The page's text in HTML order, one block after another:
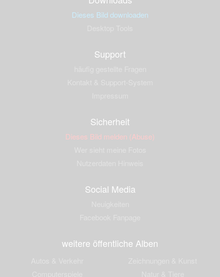
Dieses Bild downloaden
Support
Sicherheit
Dieses Bild melden (Abuse)
Social Media
weitere öffentliche Alben